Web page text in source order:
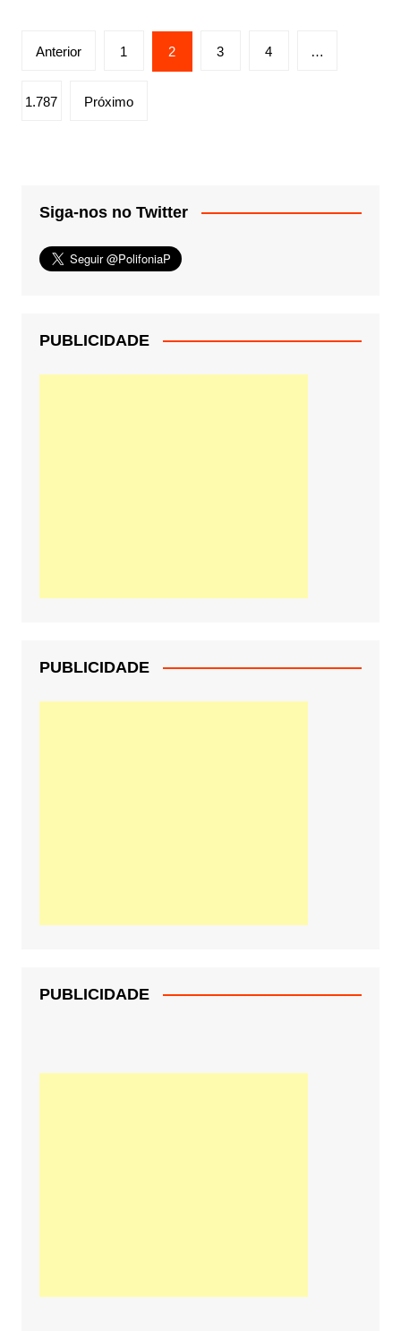
Paginação
posts
Anterior 1 2 3 4 …
1.787 Próximo
Siga-nos no Twitter
PUBLICIDADE
PUBLICIDADE
PUBLICIDADE